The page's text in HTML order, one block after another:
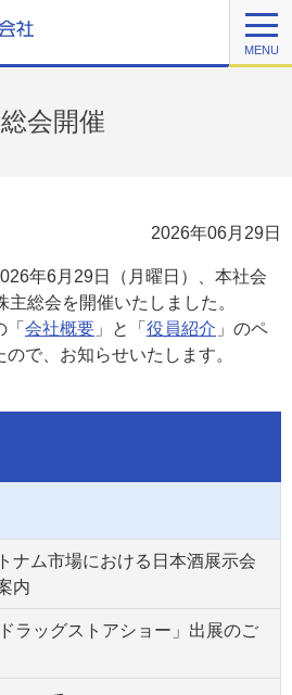
MENU
会開催
2026年06月29日
年6月29日（月曜日）、本社会
総会を開催いたしました。
会社概要 」と「 役員紹介 」のペ
で、お知らせいたします。
ナム市場における日本酒展示会
内
ラッグストアショー」出展のご